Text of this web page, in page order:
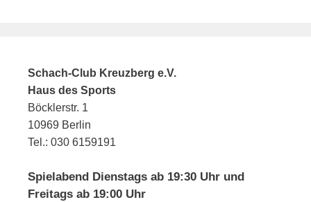
Schach-Club Kreuzberg e.V.
Haus des Sports
Böcklerstr. 1
10969 Berlin
Tel.: 030 6159191
Spielabend Dienstags ab 19:30 Uhr und
Freitags ab 19:00 Uhr